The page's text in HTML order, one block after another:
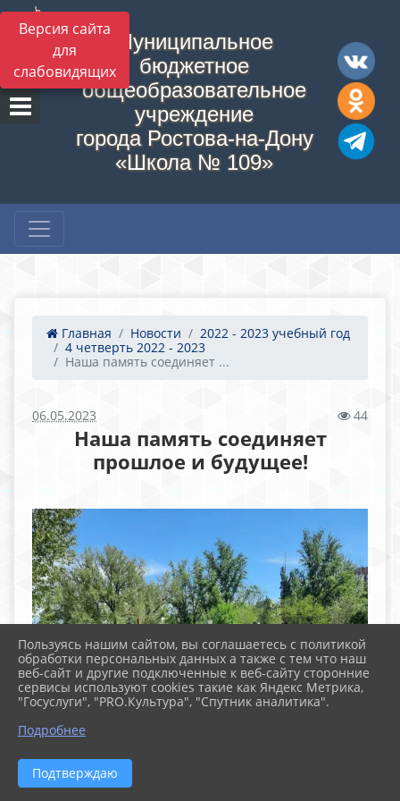
Версия сайта
для
слабовидящих
Муниципальное
бюджетное
общеобразовательное
учреждение
города Ростова-на-Дону
«Школа № 109»
Главная Новости
2022 - 2023 учебный год
4 четверть 2022 - 2023
Наша память соединяет ...
06.05.2023 44
Наша память соединяет
прошлое и будущее!
Пользуясь нашим сайтом, вы соглашаетесь с политикой
обработки персональных данных а также с тем что наш
веб-сайт и другие подключенные к веб-сайту сторонние
сервисы используют cookies такие как Яндекс Метрика,
"Госуслуги", "PRO.Культура", "Спутник аналитика".
Подробнее
Подтверждаю